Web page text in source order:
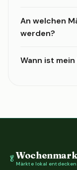
An welchen
werden?
Wann ist
🥬 Märkte lokal entdecken